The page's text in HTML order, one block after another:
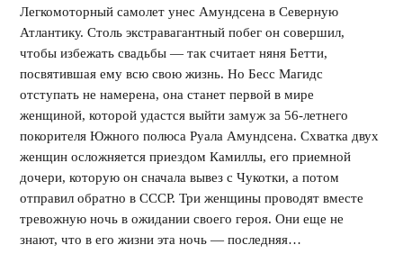
Легкомоторный самолет унес Амундсена в Северную
Атлантику. Столь экстравагантный побег он совершил,
чтобы избежать свадьбы — так считает няня Бетти,
посвятившая ему всю свою жизнь. Но Бесс Магидс
отступать не намерена, она станет первой в мире
женщиной, которой удастся выйти замуж за 56-летнего
покорителя Южного полюса Руала Амундсена. Схватка двух
женщин осложняется приездом Камиллы, его приемной
дочери, которую он сначала вывез с Чукотки, а потом
отправил обратно в СССР. Три женщины проводят вместе
тревожную ночь в ожидании своего героя. Они еще не
знают, что в его жизни эта ночь — последняя…